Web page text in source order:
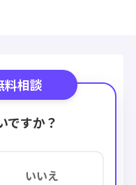
料相談
ですか？
いいえ